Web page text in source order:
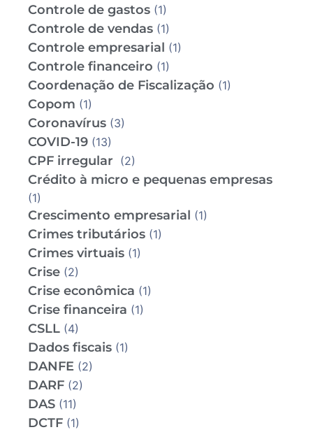
Controle de gastos (1)
Controle de vendas (1)
Controle empresarial (1)
Controle financeiro (1)
Coordenação de Fiscalização (1)
Copom (1)
Coronavírus (3)
COVID-19 (13)
CPF irregular (2)
Crédito à micro e pequenas empresas
(1)
Crescimento empresarial (1)
Crimes tributários (1)
Crimes virtuais (1)
Crise (2)
Crise econômica (1)
Crise financeira (1)
CSLL (4)
Dados fiscais (1)
DANFE (2)
DARF (2)
DAS (11)
DCTF (1)